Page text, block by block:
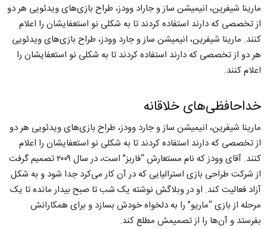
مارینا شیفرین، انیمیشن ساز و جاراد وودز، طراح بازی‌های ویدئویی هر دو
از تخصصی که دارند استفاده کردند تا به شکلی نو استعفایشان را اعلام
کنند. مارینا شیفرین، انیمیشن ساز و جارد وودز، طراح بازی‌های ویدئویی
هر دو از تخصصی که دارند استفاده کردند تا به شکلی نو استعفایشان را
اعلام کنند.
خداحافظی‌های خلاقانه
مارینا شیفرین، انیمیشن ساز و جارد وودز، طراح بازی‌های ویدئویی هر دو
از تخصصی که دارند استفاده کردند تا به شکلی نو استعفایشان را اعلام
کنند. آقای وودز که نام مستعارش “فاربز” است، در سال ۲۰۰۹ تصمیم گرفت
از شرکت طراحی بازی استرالیایی که در آن کار می‌کرد جدا شود و به شکل
آزاد فعالیت کند. او در وبلاگش نوشته یک شب تا صبح بیدار مانده تا یک
مرحله از بازی “ماریو” را به دلخواه خودش بسازد و برای همکارانش
بفرستد و آن‌ها را از تصمیمش مطلع کند.